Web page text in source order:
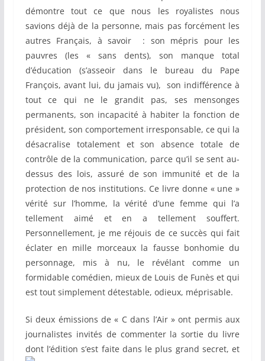
démontre tout ce que nous les royalistes nous
savions déjà de la personne, mais pas forcément les
autres Français, à savoir : son mépris pour les
pauvres (les « sans dents), son manque total
d’éducation (s’asseoir dans le bureau du Pape
François, avant lui, du jamais vu), son indifférence à
tout ce qui ne le grandit pas, ses mensonges
permanents, son incapacité à habiter la fonction de
président, son comportement irresponsable, ce qui la
désacralise totalement et son absence totale de
contrôle de la communication, parce qu’il se sent au-
dessus des lois, assuré de son immunité et de la
protection de nos institutions. Ce livre donne « une »
vérité sur l’homme, la vérité d’une femme qui l’a
tellement aimé et en a tellement souffert.
Personnellement, je me réjouis de ce succès qui fait
éclater en mille morceaux la fausse bonhomie du
personnage, mis à nu, le révélant comme un
formidable comédien, mieux de Louis de Funès et qui
est tout simplement détestable, odieux, méprisable.
Si deux émissions de « C dans l’Air » ont permis aux
journalistes invités de commenter la sortie du livre
dont l’édition s’est faite dans le plus grand secret, et